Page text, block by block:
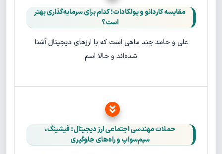
مقایسه کاردانو و پولکادات؛ کدام برای سرمایه‌گذاری بهتر
است؟
علی و حامد چند ماهی است که با ارزهای دیجیتال آشنا
شده‌اند و حالا اسم
حملات مهندسی اجتماعی ارز دیجیتال: فیشینگ،
سیم‌سواپ و راه‌های جلوگیری